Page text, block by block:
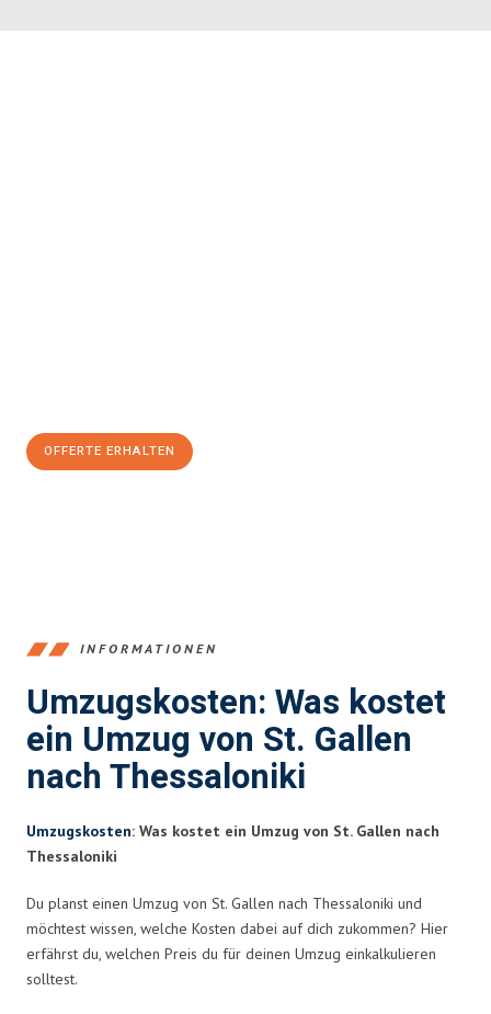
OFFERTE ERHALTEN
INFORMATIONEN
Umzugskosten: Was kostet
ein Umzug von St. Gallen
nach Thessaloniki
Umzugskosten: Was kostet ein Umzug von St. Gallen nach
Thessaloniki
Du planst einen Umzug von St. Gallen nach Thessaloniki und
möchtest wissen, welche Kosten dabei auf dich zukommen? Hier
erfährst du, welchen Preis du für deinen Umzug einkalkulieren
solltest.